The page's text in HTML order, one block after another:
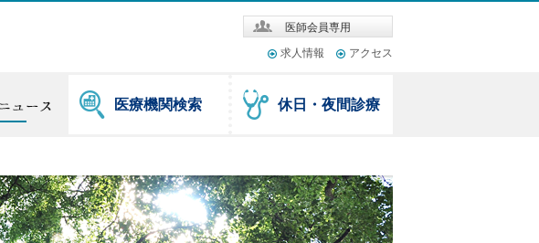
医師会員専用
アクセス
求人情報
医療機関検索 休日・夜間診療